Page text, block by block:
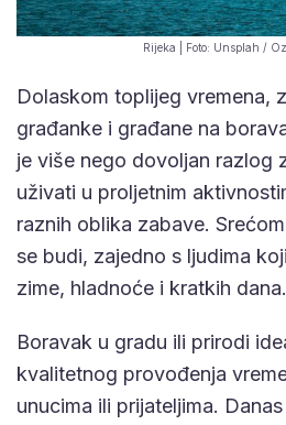
Rijeka | Foto: Unsplah /
Dolaskom toplijeg vremena,
građanke i građane na
je više nego dovoljan razlog
uživati u proljetnim
raznih oblika zabave.
se budi, zajedno s ljudima
zime, hladnoće i kratkih dana.
Boravak u gradu ili prirodi
kvalitetnog provođenja
unucima ili prijateljima.